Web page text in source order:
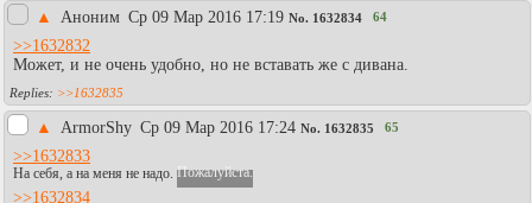
▲ Аноним Ср 09 Мар 2016 17:19 No. 1632834 64
>>1632832
Может, и не очень удобно, но не вставать же с дивана.
>>1632835
▲ АrmоrShy Ср 09 Мар 2016 17:24 No. 1632835 65
>>1632833
На себя, а на меня не надо. Пожалуйста.
>>1632834